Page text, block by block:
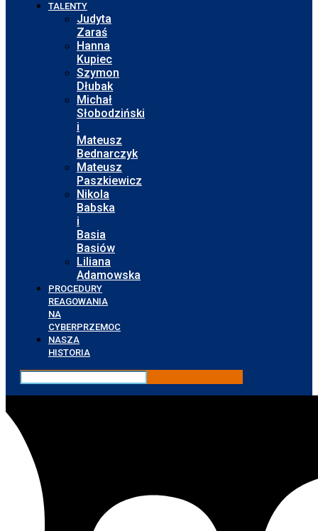
TALENTY
Judyta
Zaraś
Hanna
Kupiec
Szymon
Dłubak
Michał
Słobodziński
i
Mateusz
Bednarczyk
Mateusz
Paszkiewicz
Nikola
Babska
i
Basia
Basiów
Liliana
Adamowska
PROCEDURY
REAGOWANIA
NA
CYBERPRZEMOC
NASZA
HISTORIA